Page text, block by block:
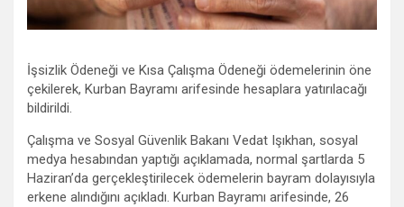
İşsizlik Ödeneği ve Kısa Çalışma Ödeneği ödemelerinin öne
çekilerek, Kurban Bayramı arifesinde hesaplara yatırılacağı
bildirildi.
Çalışma ve Sosyal Güvenlik Bakanı Vedat Işıkhan, sosyal
medya hesabından yaptığı açıklamada, normal şartlarda 5
Haziran’da gerçekleştirilecek ödemelerin bayram dolayısıyla
erkene alındığını açıkladı. Kurban Bayramı arifesinde, 26